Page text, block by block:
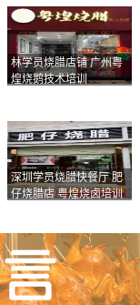
林学员烧腊店铺 广州粤
煌烧鹅技术培训
深圳学员烧腊快餐厅 肥
仔烧腊店 粤煌烧卤培训